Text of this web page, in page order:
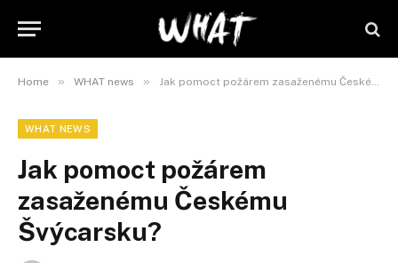
Home » WHAT news » Jak pomoct požárem zasaženému Českému Švýcarsku?
WHAT NEWS
Jak pomoct požárem
zasaženému Českému
Švýcarsku?